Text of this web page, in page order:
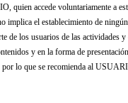
quien accede voluntariamente a
implica el establecimiento de
de los usuarios de las actividades
y en la forma de
lo que se recomienda al